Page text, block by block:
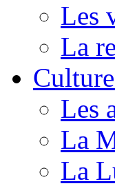
Les
La
Les
La
La